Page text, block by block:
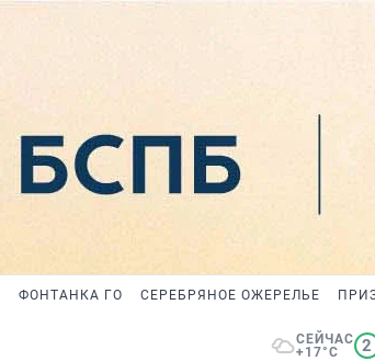
ФОНТАНКА ГО СЕРЕБРЯНОЕ ОЖЕРЕЛЬЕ
СЕЙЧАС
+17°C
2